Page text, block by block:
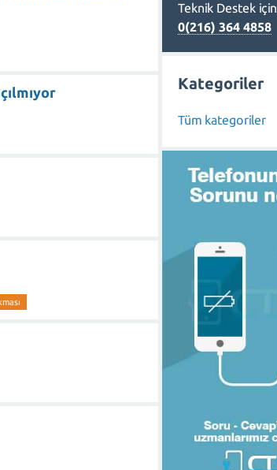
Teknik Destek için
0(216) 364 4858
Kategoriler
Tüm kategoriler